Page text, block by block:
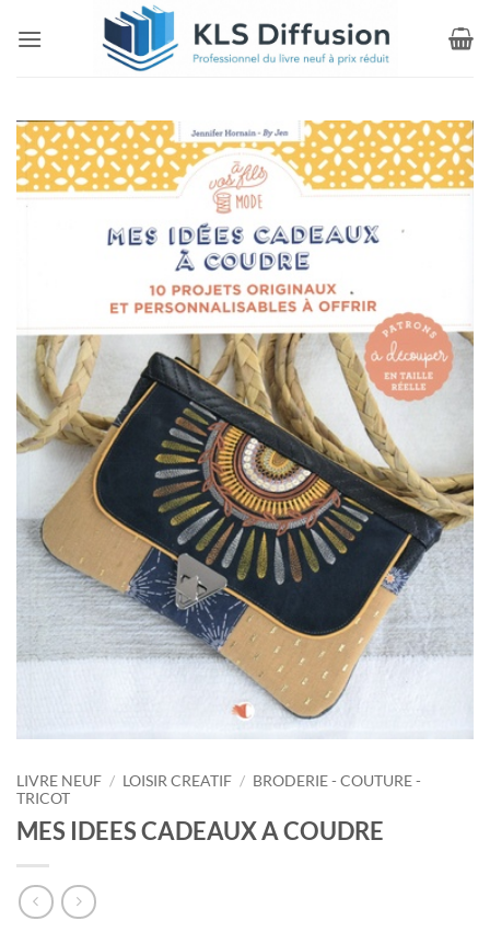
LIVRE NEUF / LOISIR CREATIF / BRODERIE - COUTURE -
TRICOT
MES IDEES CADEAUX A COUDRE